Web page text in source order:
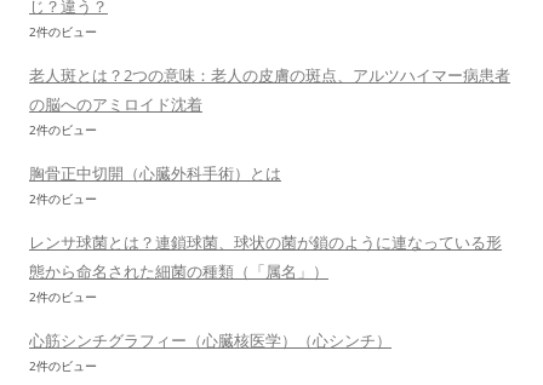
じ？違う？
2件のビュー
老人斑とは？2つの意味：老人の皮膚の斑点、アルツハイマー病患者
の脳へのアミロイド沈着
2件のビュー
胸骨正中切開（心臓外科手術）とは
2件のビュー
レンサ球菌とは？連鎖球菌、球状の菌が鎖のように連なっている形
態から命名された細菌の種類（「属名」）
2件のビュー
心筋シンチグラフィー（心臓核医学）（心シンチ）
2件のビュー